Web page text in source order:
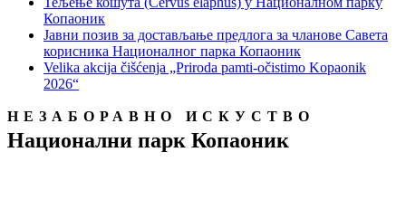
Копаоник
Јавни позив за достављање предлога за чланове Савета
корисника Националног парка Копаоник
Velika akcija čišćenja „Priroda pamti-očistimo Kopaonik
2026“
НЕЗАБОРАВНО ИСКУСТВО
Национални парк Копаоник